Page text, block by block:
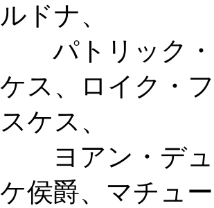
ルドナ、
パトリック・
ケス、ロイク・
スケス、
ヨアン・デュ
ケ侯爵、マチュ